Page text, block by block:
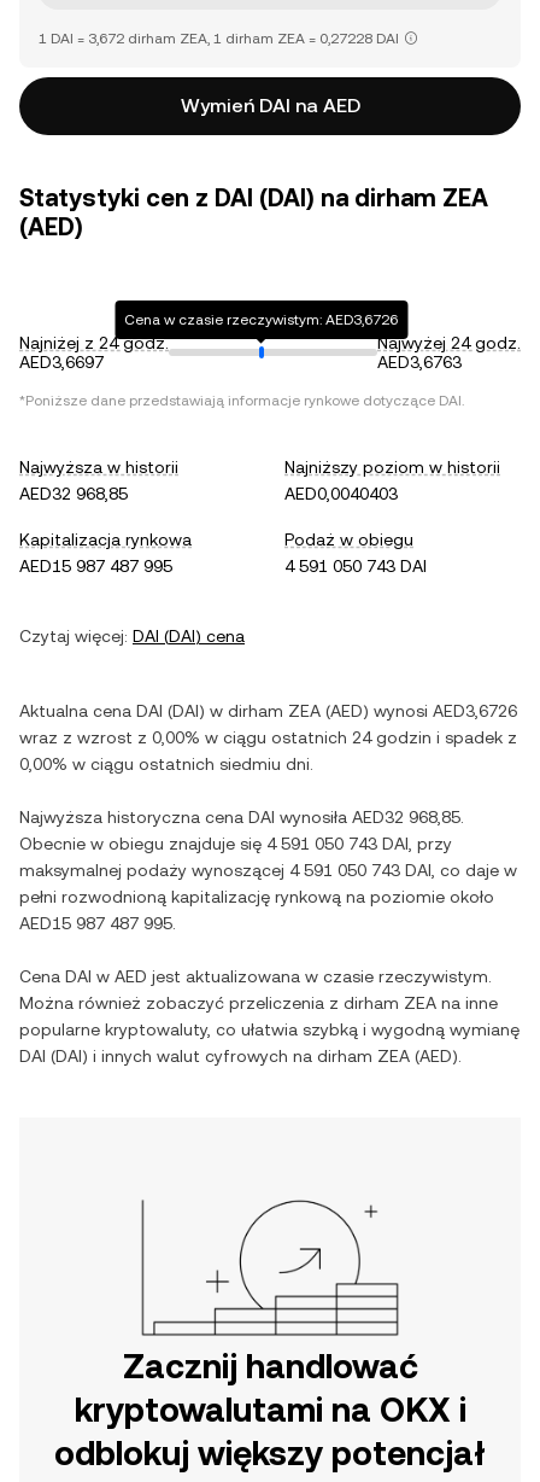
1 DAI = 3,672 dirham ZEA, 1 dirham ZEA = 0,27228 DAI
Wymień DAI na AED
Statystyki cen z DAI (DAI) na dirham ZEA
(AED)
Najniżej z 24 godz.
AED3,6697
Cena w czasie rzeczywistym: AED3,6726
Najwyżej 24 godz.
AED3,6763
*Poniższe dane przedstawiają informacje rynkowe dotyczące DAI.
Najwyższa w historii
AED32 968,85
Najniższy poziom w historii
AED0,0040403
Kapitalizacja rynkowa
AED15 987 487 995
Podaż w obiegu
4 591 050 743 DAI
Czytaj więcej: DAI (DAI) cena
Aktualna cena DAI (DAI) w dirham ZEA (AED) wynosi AED3,6726
wraz z wzrost z 0,00% w ciągu ostatnich 24 godzin i spadek z
0,00% w ciągu ostatnich siedmiu dni.
Najwyższa historyczna cena DAI wynosiła AED32 968,85
Obecnie w obiegu znajduje się 4 591 050 743 DAI , przy
maksymalnej podaży wynoszącej 4 591 050 743 DAI , co daje w
pełni rozwodnioną kapitalizację rynkową na poziomie około
AED15 987 487 995
Cena DAI w AED jest aktualizowana w czasie rzeczywistym.
Można również zobaczyć przeliczenia z dirham ZEA na inne
popularne kryptowaluty, co ułatwia szybką i wygodną wymianę
DAI (DAI) i innych walut cyfrowych na dirham ZEA (AED).
Zacznij handlować
kryptowalutami na OKX i
odblokuj większy potencjał